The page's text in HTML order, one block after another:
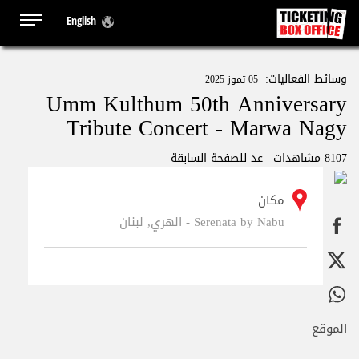
English
وسائط الفعاليات:
Umm Kulthum 50th Anniversary
Tribute Concert - Marwa Nagy
8107 مشاهدات | عد للصفحة السابقة
مكان
Serenata by Nabu - الهري, لبنان
الموقع